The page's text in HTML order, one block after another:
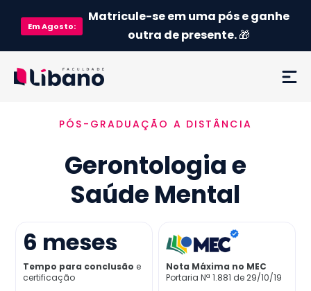
EmAgosto:
Matricule-se em uma pós e ganhe
outra de presente.🎁
Ementa
Como funciona
Credenciamento MEC
Preço
Já sou aluno
PÓS-GRADUAÇÃO A DISTÂNCIA
Gerontologia e
Saúde Mental
6 meses
Tempo para conclusão e
certificação
Nota Máxima no MEC
Portaria Nª 1.881 de 29/10/19